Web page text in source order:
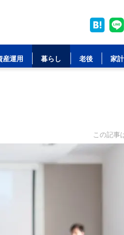
産運用 暮らし 老後 家計
この記事